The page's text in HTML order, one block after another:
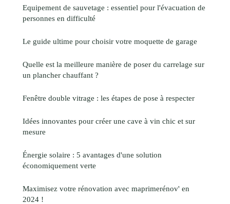
Equipement de sauvetage : essentiel pour l'évacuation de
personnes en difficulté
Le guide ultime pour choisir votre moquette de garage
Quelle est la meilleure manière de poser du carrelage sur
un plancher chauffant ?
Fenêtre double vitrage : les étapes de pose à respecter
Idées innovantes pour créer une cave à vin chic et sur
mesure
Énergie solaire : 5 avantages d'une solution
économiquement verte
Maximisez votre rénovation avec maprimerénov' en
2024 !